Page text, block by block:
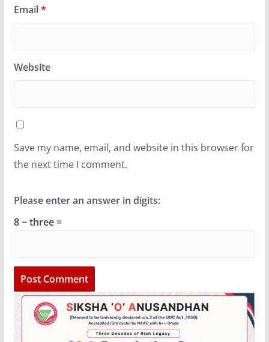
Email*
Website
Save my name, email, and website in this browser for
the next time I comment.
Please enter an answer in digits:
8 − three =